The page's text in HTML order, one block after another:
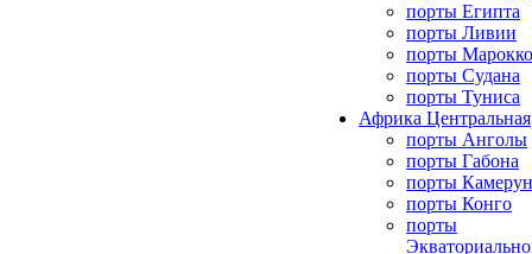
порты Египта
порты Ливии
порты Марокко
порты Судана
порты Туниса
Африка Центральная
порты Анголы
порты Габона
порты
порты Конго
порты